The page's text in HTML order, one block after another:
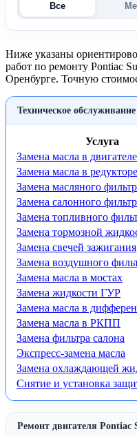
Все
Ниже указаны
работ по ремонту Pontiac
Оренбурге. Точную
Техническое
Услуга
Замена масла в двигателе
Замена масла в редукторе
Замена масляного
Замена салонного
Замена топливного
Замена тормозной
Замена свечей зажигания
Замена воздушного
Замена масла в мостах
Замена жидкости ГУР
Замена масла в
Замена масла в РКПП
Замена фильтра салона
Экспресс-замена масла
Замена охлаждающей
Снятие и установка
Ремонт двигателя Pontiac